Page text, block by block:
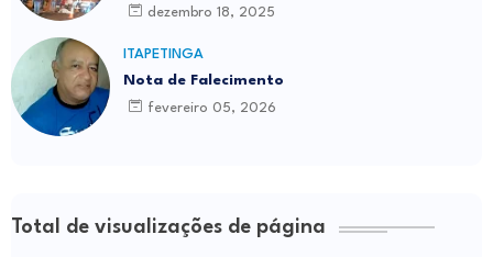
dezembro 18, 2025
ITAPETINGA
Nota de Falecimento
fevereiro 05, 2026
Total de visualizações de página